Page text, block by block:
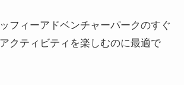
フィーアドベンチャーパークのすぐ
クティビティを楽しむのに最適で